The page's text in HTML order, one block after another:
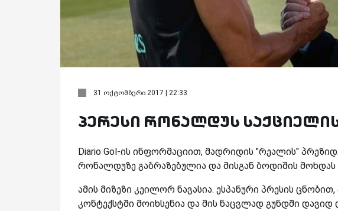
31 ოქტომბერი 2017 | 22:33
პერესი რონალდუს
Diario Gol-ის ინფორმაციით, მადრიდის "რეალის"
რონალდუზე გაბრაზებულია და მისგან ბოდიშის მოხდას
ამის მიზეზი კეილორ ნავასია. ესპანური პრესის
კონტექსტში მოიხსენია და მის ნაცვლად გუნდში დავიდ